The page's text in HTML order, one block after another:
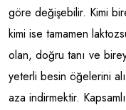
göre değişebilir. Kimi
kimi ise tamamen
olan, doğru tanı ve
yeterli besin öğelerini
aza indirmektir.